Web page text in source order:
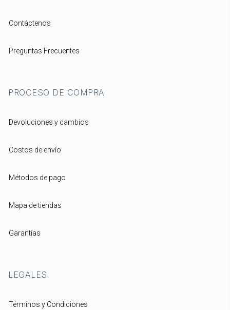
Contáctenos
Preguntas Frecuentes
PROCESO DE COMPRA
Devoluciones y cambios
Costos de envío
Métodos de pago
Mapa de tiendas
Garantías
LEGALES
Términos y Condiciones